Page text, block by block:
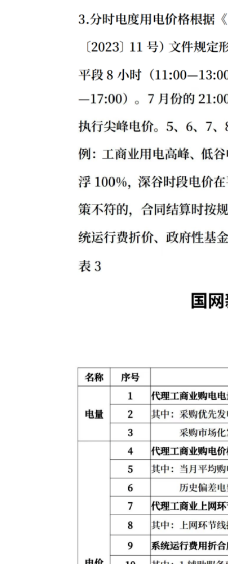
主办：新疆乌恰县人民政府办公室承办：新疆乌恰县政务服务
新公网安备65302402000101号
地 址：新疆克州乌恰县光明路1号联系电话：0908-4621030法